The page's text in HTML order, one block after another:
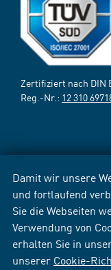
Damit wir unsere
und fortlaufend
Sie die Webseiten
Verwendung von
erhalten Sie in
unserer Cookie-
Zertifiziert nach DIN
Reg.-Nr.: 12 310